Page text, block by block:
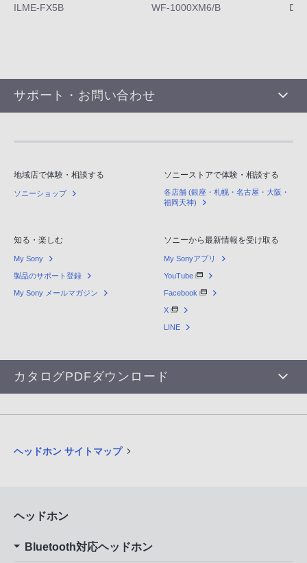
ILME-FX5B
WF-1000XM6/B
サポート・お問い合わせ
地域店で体験・相談する
ソニーショップ
ソニーストアで体験・相談する
各店舗 (銀座・札幌・名古屋・大阪・
福岡天神)
知る・楽しむ
My Sony
製品のサポート登録
My Sony メールマガジン
ソニーから最新情報を受け取る
My Sonyアプリ
YouTube
Facebook
X
LINE
カタログPDFダウンロード
ヘッドホン サイトマップ
ヘッドホン
Bluetooth対応ヘッドホン